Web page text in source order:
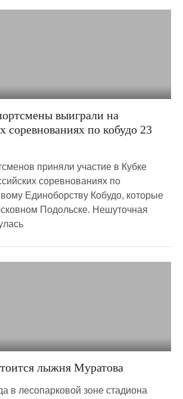
выиграли на
соревнованиях по кобудо 23
приняли участие в Кубке
соревнованиях по
Единоборству Кобудо, которые
Подольске. Нешуточная
лыжня Муратова
в лесопарковой зоне стадиона